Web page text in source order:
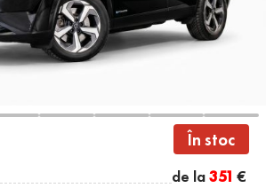
În stoc
de la351 €